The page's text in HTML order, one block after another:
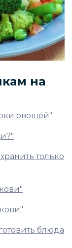
на
овощей"
только
блюда